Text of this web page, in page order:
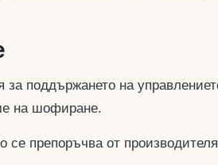
поддържането на
на шофиране.
препоръчва от